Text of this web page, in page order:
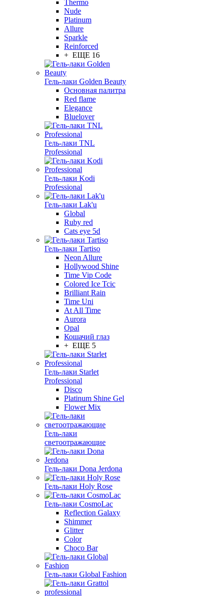
Thermo
Nude
Platinum
Allure
Sparkle
Reinforced
+ ЕЩЕ 16
Гель-лаки Golden Beauty
Основная палитра
Red flame
Elegance
Bluelover
Гель-лаки TNL
Professional
Гель-лаки Kodi
Professional
Гель-лаки Lak'u
Global
Ruby red
Cats eye 5d
Гель-лаки Tartiso
Neon Allure
Hollywood Shine
Time Vip Code
Colored Ice Tcic
Brilliant Rain
Time Uni
At All Time
Aurora
Opal
Кошачий глаз
+ ЕЩЕ 5
Гель-лаки Starlet
Professional
Disco
Platinum Shine Gel
Flower Mix
Гель-лаки
светоотражающие
Гель-лаки Dona Jerdona
Гель-лаки Holy Rose
Гель-лаки CosmoLac
Reflection Galaxy
Shimmer
Glitter
Color
Choco Bar
Гель-лаки Global Fashion